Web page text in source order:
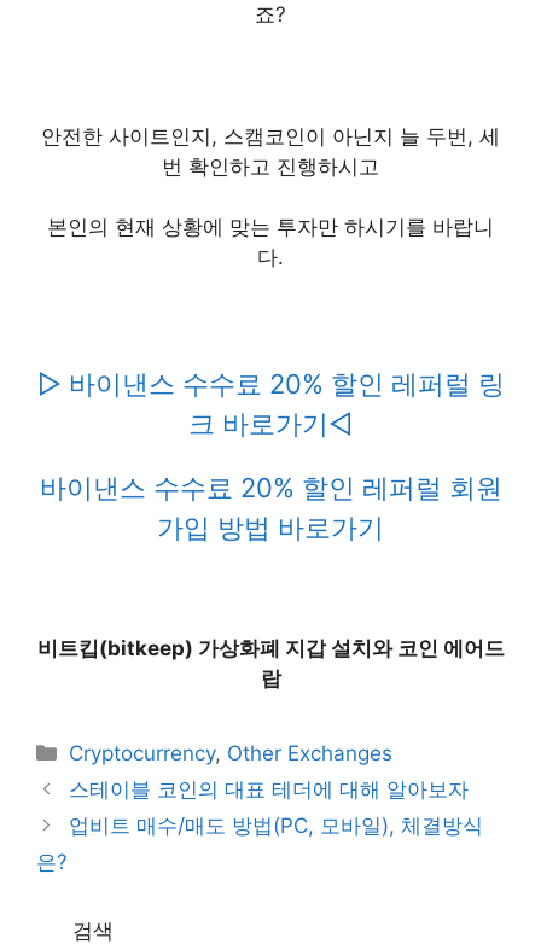
죠?
안전한 사이트인지, 스캠코인이 아닌지 늘 두번, 세
번 확인하고 진행하시고
본인의 현재 상황에 맞는 투자만 하시기를 바랍니
다.
▷ 바이낸스 수수료 20% 할인 레퍼럴 링
크 바로가기◁
바이낸스 수수료 20% 할인 레퍼럴 회원
가입 방법 바로가기
비트킵(bitkeep) 가상화폐 지갑 설치와 코인 에어드
랍
Categories
Cryptocurrency, Other Exchanges
스테이블 코인의 대표 테더에 대해 알아보자
업비트 매수/매도 방법(PC, 모바일), 체결방식
은?
검색